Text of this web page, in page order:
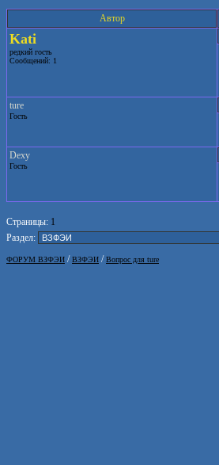
Автор
Kati
редкий гость
Сообщений: 1
ture
Гость
Dexy
Гость
Страницы: 1
Раздел:
ФОРУМ ВЗФЭИ /ВЗФЭИ /Вопрос для ture